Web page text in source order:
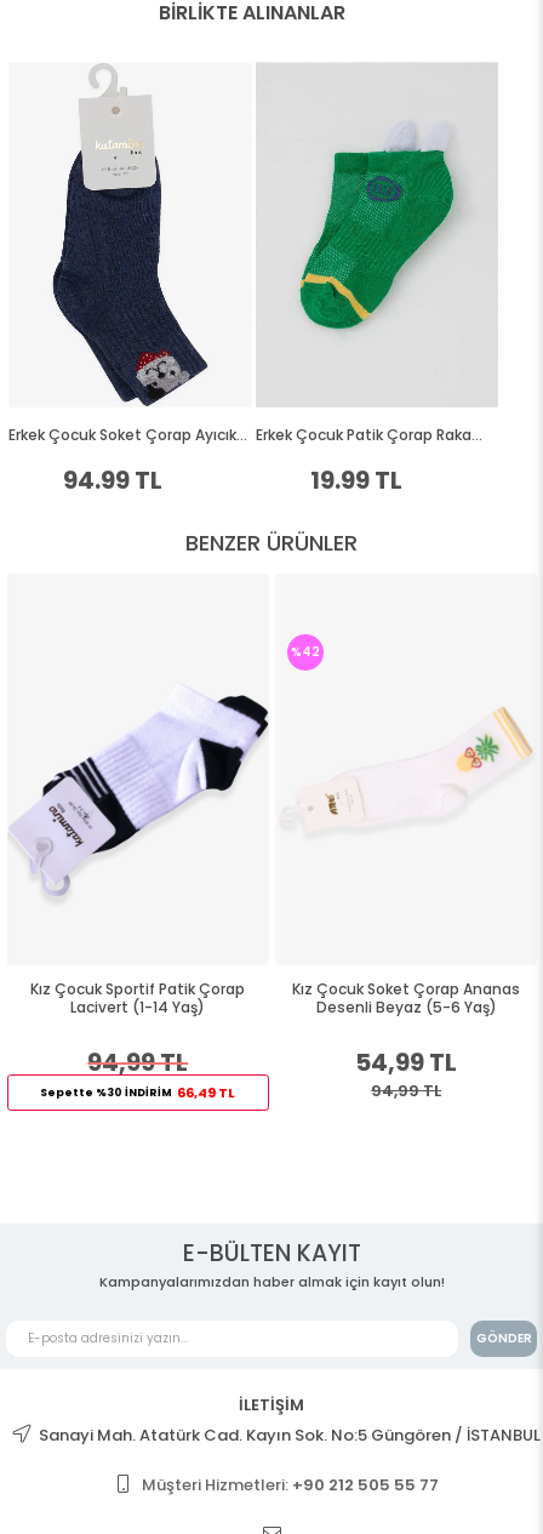
BENZER ÜRÜNLER
Kız Çocuk Sportif Patik Çorap
Lacivert (1-14 Yaş)
94,99 TL
Sepette %30 İNDİRİM 66,49 TL
Kız Çocuk Soket Çorap Ananas
Desenli Beyaz (5-6 Yaş)
54,99 TL
94,99 TL
%42
E-BÜLTEN KAYIT
Kampanyalarımızdan haber almak için kayıt olun!
GÖNDER
İLETİŞİM
Sanayi Mah. Atatürk Cad. Kayın Sok. No:5 Güngören / İSTANBUL
Müşteri Hizmetleri: +90 212 505 55 77